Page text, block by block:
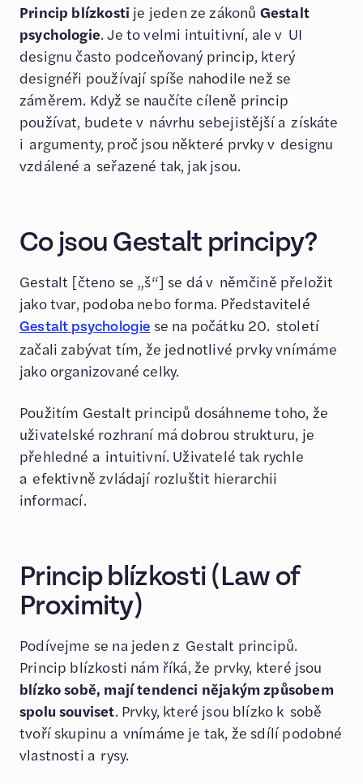
Princip blízkosti je jeden ze zákonů Gestalt
psychologie. Je to velmi intuitivní, ale v UI
designu často podceňovaný princip, který
designéři používají spíše nahodile než se
záměrem. Když se naučíte cíleně princip
používat, budete v návrhu sebejistější a získáte
i argumenty, proč jsou některé prvky v designu
vzdálené a seřazené tak, jak jsou.
Co jsou Gestalt principy?
Gestalt [čteno se „š“] se dá v němčině přeložit
jako tvar, podoba nebo forma. Představitelé
Gestalt psychologie se na počátku 20. století
začali zabývat tím, že jednotlivé prvky vnímáme
jako organizované celky.
Použitím Gestalt principů dosáhneme toho, že
uživatelské rozhraní má dobrou strukturu, je
přehledné a intuitivní. Uživatelé tak rychle
a efektivně zvládají rozluštit hierarchii
informací.
Princip blízkosti (Law of
Proximity)
Podívejme se na jeden z Gestalt principů.
Princip blízkosti nám říká, že prvky, které jsou
blízko sobě, mají tendenci nějakým způsobem
spolu souviset. Prvky, které jsou blízko k sobě
tvoří skupinu a vnímáme je tak, že sdílí podobné
vlastnosti a rysy.